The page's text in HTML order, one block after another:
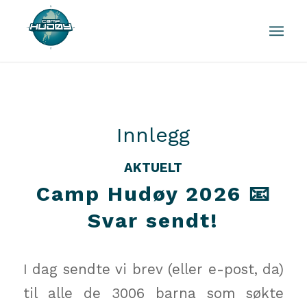
Innlegg
AKTUELT
Camp Hudøy 2026 📧
Svar sendt!
I dag sendte vi brev (eller e-post, da)
til alle de 3006 barna som søkte